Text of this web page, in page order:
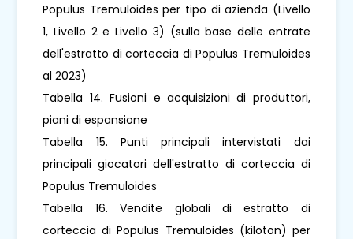
Populus Tremuloides per tipo di azienda (Livello
1, Livello 2 e Livello 3) (sulla base delle entrate
dell'estratto di corteccia di Populus Tremuloides
al 2023)
Tabella 14. Fusioni e acquisizioni di produttori,
piani di espansione
Tabella 15. Punti principali intervistati dai
principali giocatori dell'estratto di corteccia di
Populus Tremuloides
Tabella 16. Vendite globali di estratto di
corteccia di Populus Tremuloides (kiloton) per